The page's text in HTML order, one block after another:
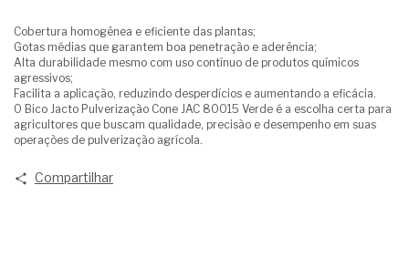
Cobertura homogênea e eficiente das plantas;
Gotas médias que garantem boa penetração e aderência;
Alta durabilidade mesmo com uso contínuo de produtos químicos
agressivos;
Facilita a aplicação, reduzindo desperdícios e aumentando a eficácia.
O Bico Jacto Pulverização Cone JAC 80015 Verde é a escolha certa para
agricultores que buscam qualidade, precisão e desempenho em suas
operações de pulverização agrícola.
Compartilhar